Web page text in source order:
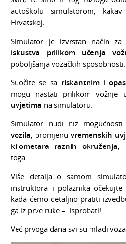
autoškolu simulatorom,
Hrvatskoj.
Simulator je izvrstan način za
iskustva prilikom učenja
poboljšanja vozačkih sposobnosti.
Suočite se sariskantnim i
mogu nastati prilikom vožnje
uvjetima na simulatoru.
Simulator nudi niz
vozila, promjenuvremenskih
kilometara raznih okruženja,
toga…
Više detalja o samom
instruktora i polaznika
kada ćemo detaljno pratiti
ga iz prve ruke – isprobati!
Već prvoga dana svi su mladi